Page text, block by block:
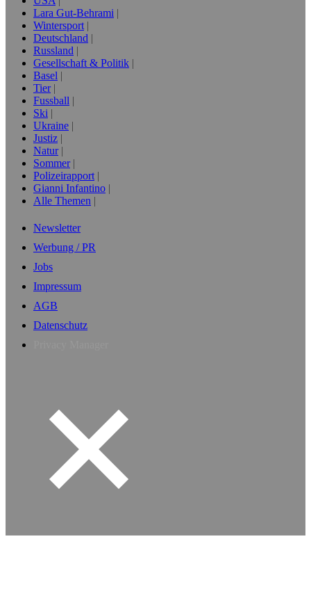
Lara Gut-Behrami
Wintersport
Deutschland
Russland
Gesellschaft & Politik
Basel
Tier
Fussball
Ski
Ukraine
Justiz
Natur
Sommer
Polizeirapport
Gianni Infantino
Alle Themen
Newsletter
Werbung / PR
Jobs
Impressum
AGB
Datenschutz